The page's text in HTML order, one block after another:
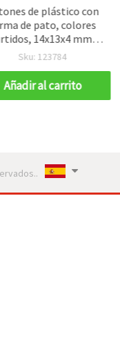
de plástico con
de pato, colores
14x13x4 mm,
3 mm - 20 uds
Sku: 123784
Añadir al carrito